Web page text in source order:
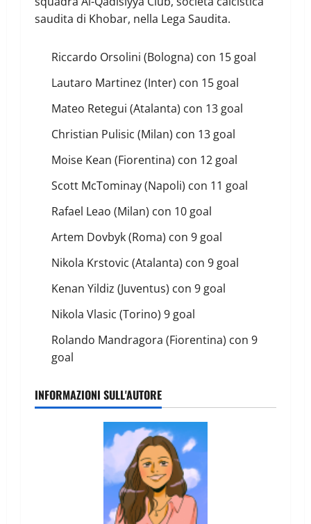
saudita di Khobar, nella Lega Saudita.
Riccardo Orsolini (Bologna) con 15 goal
Lautaro Martinez (Inter) con 15 goal
Mateo Retegui (Atalanta) con 13 goal
Christian Pulisic (Milan) con 13 goal
Moise Kean (Fiorentina) con 12 goal
Scott McTominay (Napoli) con 11 goal
Rafael Leao (Milan) con 10 goal
Artem Dovbyk (Roma) con 9 goal
Nikola Krstovic (Atalanta) con 9 goal
Kenan Yildiz (Juventus) con 9 goal
Nikola Vlasic (Torino) 9 goal
Rolando Mandragora (Fiorentina) con 9
goal
INFORMAZIONI SULL'AUTORE